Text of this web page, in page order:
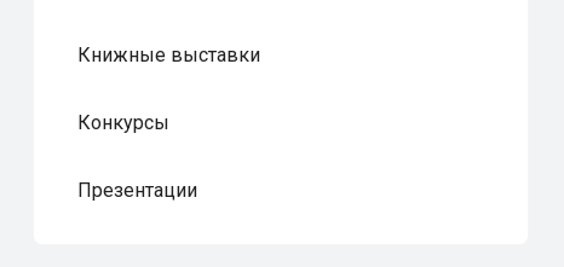
Книжные выставки
Конкурсы
Презентации